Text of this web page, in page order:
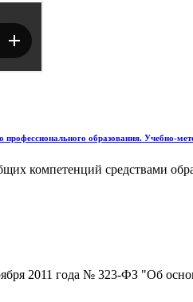
образования. Учебно-
компетенций средствами
2011 года № 323-ФЗ "Об